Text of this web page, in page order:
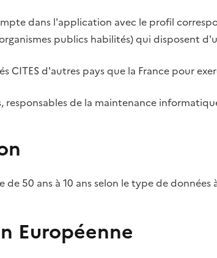
dans l'application avec le profil
publics habilités) qui disposent
CITES d'autres pays que la France pour
responsables de la maintenance
de 50 ans à 10 ans selon le type de
Européenne